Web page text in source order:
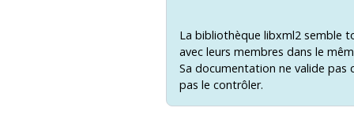
La bibliothèque libxml2 semble
avec leurs membres dans le
Sa documentation ne valide
pas le contrôler.